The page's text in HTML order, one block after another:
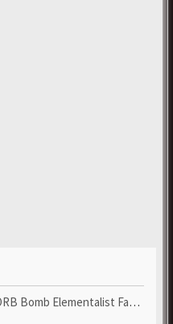
Fast - Grab POE Curren...